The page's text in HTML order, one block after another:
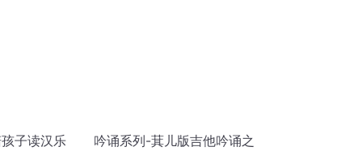
子读汉乐
吟诵系列-萁儿版吉他吟诵之